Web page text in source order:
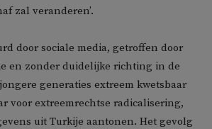
zal veranderen’.
door sociale media, getroffen door
en zonder duidelijke richting in de
generaties extreem kwetsbaar
voor extreemrechtse radicalisering,
uit Turkije aantonen. Het gevolg